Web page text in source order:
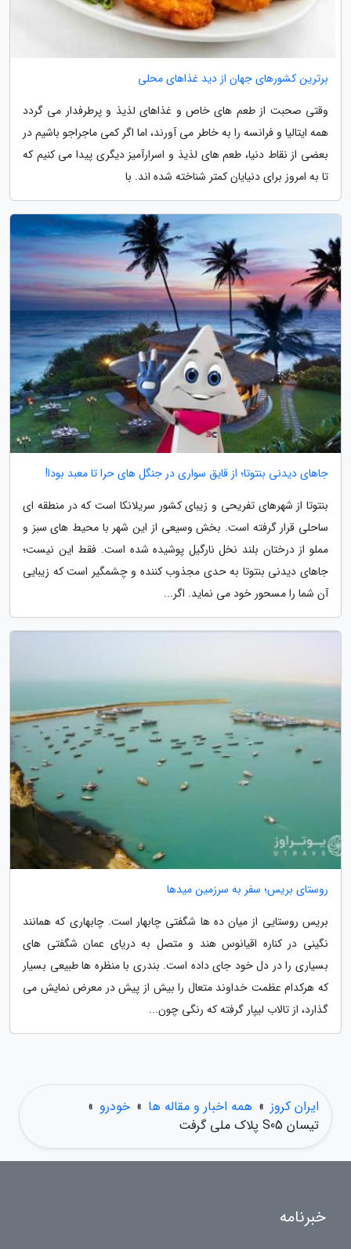
برترین کشورهای جهان از دید غذاهای محلی
وقتی صحبت از طعم های خاص و غذاهای لذیذ و پرطرفدار می گردد
همه ایتالیا و فرانسه را به خاطر می آورند، اما اگر کمی ماجراجو باشیم در
بعضی از نقاط دنیا، طعم های لذیذ و اسرارآمیز دیگری پیدا می کنیم که
تا به امروز برای دنیایان کمتر شناخته شده اند. با
جاهاى دیدنی بنتوتا؛ از قایق سواری در جنگل های حرا تا معبد بودا!
بنتوتا از شهرهای تفریحی و زیبای کشور سریلانکا است که در منطقه ای
ساحلی قرار گرفته است. بخش وسیعی از این شهر با محیط های سبز و
مملو از درختان بلند نخل نارگیل پوشیده شده است. فقط این نیست؛
جاهای دیدنی بنتوتا به حدی مجذوب کننده و چشمگیر است که زیبایی
آن شما را مسحور خود می نماید. اگر...
روستای بریس؛ سفر به سرزمین میدها
بریس روستایی از میان ده ها شگفتی چابهار است. چابهاری که همانند
نگینی در کناره اقیانوس هند و متصل به دریای عمان شگفتی های
بسیاری را در دل خود جای داده است. بندری با منظره ها طبیعی بسیار
که هرکدام عظمت خداوند متعال را بیش از پیش در معرض نمایش می
گذارد، از تالاب لیپار گرفته که رنگی چون...
ایران کروز » همه اخبار و مقاله ها » خودرو »
تیسان S05 پلاک ملی گرفت
خبرنامه